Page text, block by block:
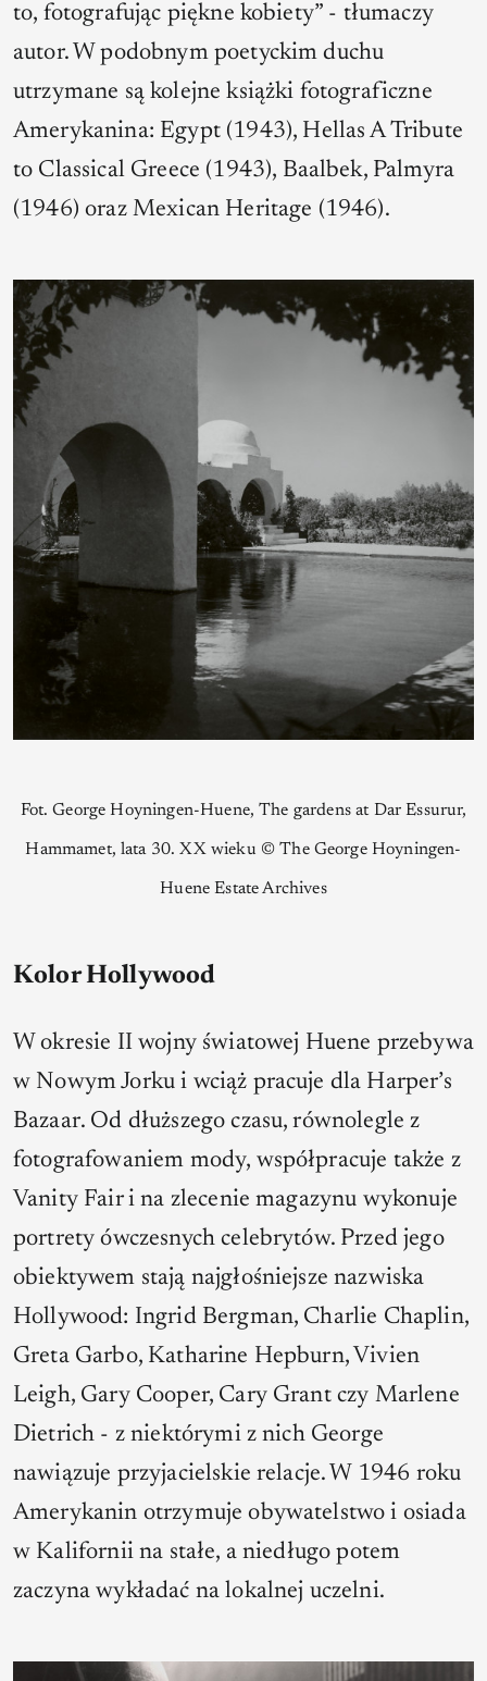
to, fotografując piękne kobiety” - tłumaczy
autor. W podobnym poetyckim duchu
utrzymane są kolejne książki fotograficzne
Amerykanina: Egypt(1943), Hellas A Tribute
to Classical Greece (1943), Baalbek, Palmyra
(1946) oraz Mexican Heritage (1946).
Fot. George Hoyningen-Huene, The gardens at Dar Essurur,
Hammamet, lata 30. XX wieku © The George Hoyningen-
Huene Estate Archives
Kolor Hollywood
W okresie II wojny światowej Huene przebywa
w Nowym Jorku i wciąż pracuje dla Harper’s
Bazaar. Od dłuższego czasu, równolegle z
fotografowaniem mody, współpracuje także z
Vanity Fair i na zlecenie magazynu wykonuje
portrety ówczesnych celebrytów. Przed jego
obiektywem stają najgłośniejsze nazwiska
Hollywood: Ingrid Bergman, Charlie Chaplin,
Greta Garbo, Katharine Hepburn, Vivien
Leigh, Gary Cooper, Cary Grant czy Marlene
Dietrich - z niektórymi z nich George
nawiązuje przyjacielskie relacje. W 1946 roku
Amerykanin otrzymuje obywatelstwo i osiada
w Kalifornii na stałe, a niedługo potem
zaczyna wykładać na lokalnej uczelni.